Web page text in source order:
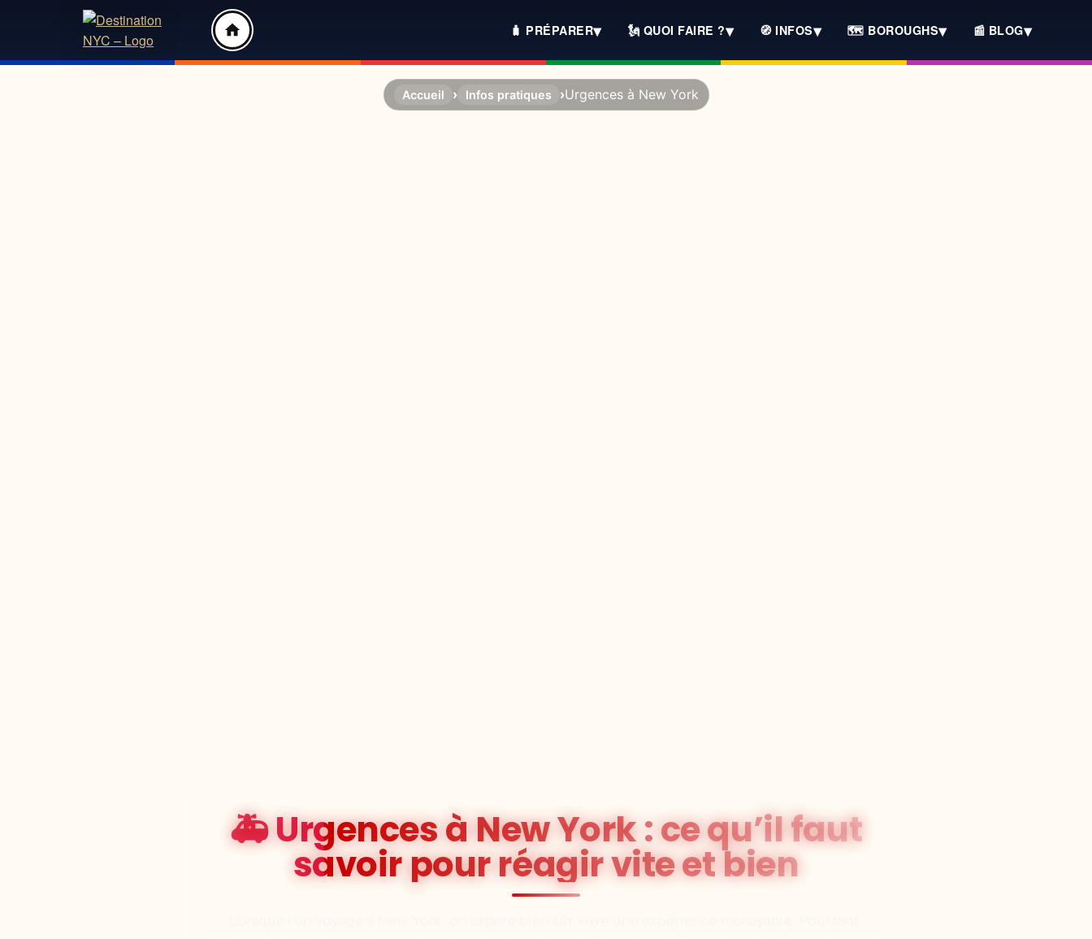
🧳 PRÉPARER▾ 🗽 QUOI FAIRE ?▾ 🧭 INFOS▾ 🗺️ BOROUGHS▾ 📰 BLOG▾
Accueil › Infos pratiques ›Urgences à New York
🚑 Urgences à New York : ce qu’il faut
savoir pour réagir vite et bien